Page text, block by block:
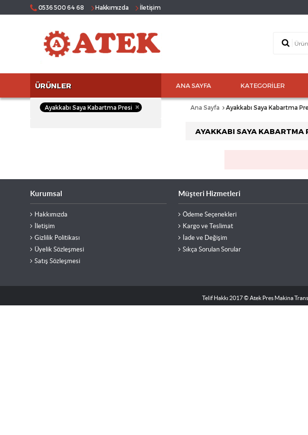
0536 500 64 68 Hakkımızda İletişim
ÜRÜNLER ANA SAYFA KATEGORILER
Ayakkabı Saya Kabartma Presi Ana Sayfa Ayakkabı Saya Kabartma
AYAKKABI SAYA KABARTMA
Kurumsal
Hakkımızda
İletişim
Gizlilik Politikası
Üyelik Sözleşmesi
Satış Sözleşmesi
Müşteri Hizmetleri
Ödeme Seçenekleri
Kargo ve Teslimat
İade ve Değişim
Sıkça Sorulan Sorular
Telif Hakkı 2017 © Atek Pres Makina